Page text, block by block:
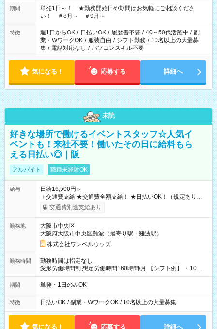
期間
単発1日～！ ★勤務開始日や期間はお気軽にご相談くださ
い！ ＃8月～ ＃9月～
特徴 週1日からOK / 日払いOK / 履歴書不要 / 40～50代活躍中 / 副
業・WワークOK / 服装自由 / シフト勤務 / 10名以上の大量募
集 / 電話対応なし / パソコンスキル不要
気になる！ 応募する 詳細へ
未読
好きな場所で働けるイベントスタッフ☆人気イ
ベントも！来社不要！働いたその日に給料もら
える日払い◎｜阪
アルバイト 職種未経験OK
給与
日給16,500円～
＋交通費支給 ★交通費全額支給！ ★日払いOK！（規定あり） ┗
働いたその日に現金GET♪ お仕事後はコンビニATMから 日払
交通費別途支給あり
勤務地
大阪市中央区
大阪府大阪市中央区難波（最寄り駅：難波駅）
株式会社ワンベルウッズ
勤務時間
勤務時間は指定なし
変形労働時間制 想定労働時間160時間/月 【シフト例】 ・10：
00～20：00
期間 単発・1日のみOK
特徴 日払いOK / 副業・WワークOK / 10名以上の大量募集
気になる！ 応募する 詳細へ